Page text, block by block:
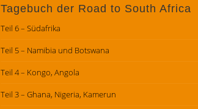
Tagebuch der Road to South Africa
Teil 6 – Südafrika
Teil 5 – Namibia und Botswana
Teil 4 – Kongo, Angola
Teil 3 – Ghana, Nigeria, Kamerun